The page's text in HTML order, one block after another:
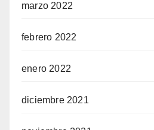
marzo 2022
febrero 2022
enero 2022
diciembre 2021